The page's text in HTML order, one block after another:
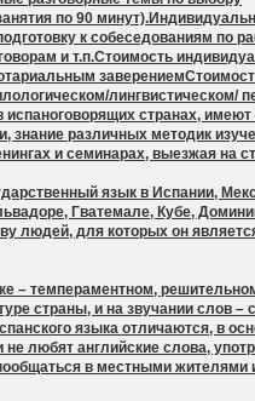
по 90
к собеседованиям по
и т.п.Стоимость
лингвистическом/
странах,
различных методик
и семинарах, выезжая на
язык в Испании,
Гватемале, Кубе,
людей, для которых он
– темпераментном,
страны, и на звучании слов
языка отличаются, в
любят английские слова,
в местными жителями